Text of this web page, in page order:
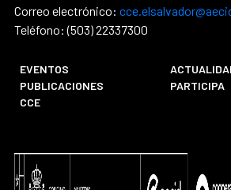
Correo electrónico:
Teléfono: (503) 22337300
EVENTOS
PUBLICACIONES
PARTICIPA
CCE